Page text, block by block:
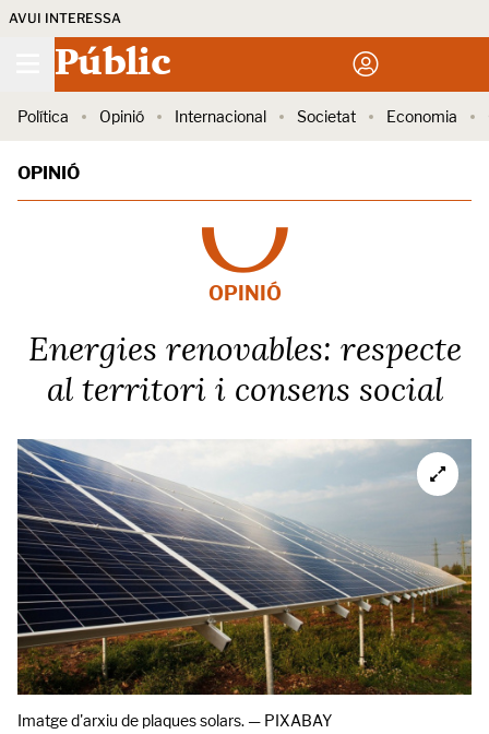
AVUI INTERESSA
Públic
Política Opinió Internacional Societat Economia
OPINIÓ
OPINIÓ
Energies renovables: respecte
al territori i consens social
Imatge d'arxiu de plaques solars. — PIXABAY